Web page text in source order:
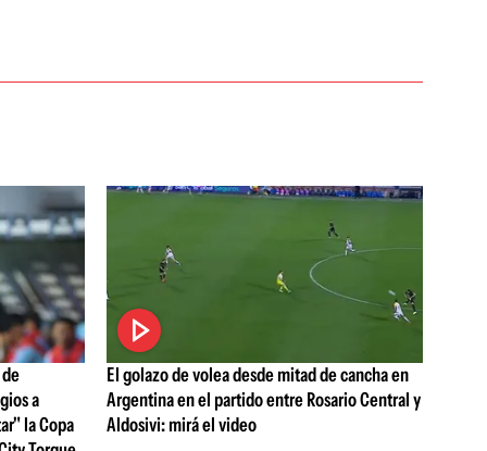
a
la Copa
El golazo de volea desde mitad de cancha en
Argentina en el partido entre Rosario Central y
Aldosivi: mirá el video